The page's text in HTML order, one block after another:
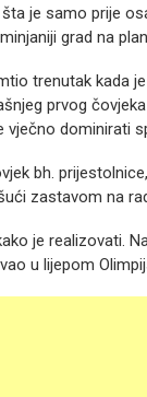
je samo prije
grad na
trenutak kada
prvog
vječno dominirati
bh.
zastavom na
je realizovati.
u lijepom